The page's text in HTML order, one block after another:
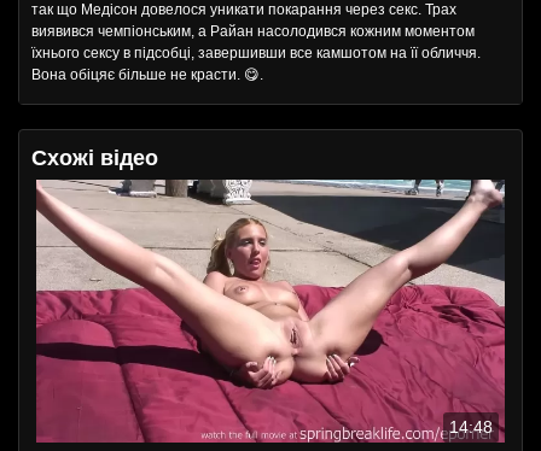
так що Медісон довелося уникати покарання через секс. Трах
виявився чемпіонським, а Райан насолодився кожним моментом
їхнього сексу в підсобці, завершивши все камшотом на її обличчя.
Вона обіцяє більше не красти. 😋.
Схожі відео
14:48